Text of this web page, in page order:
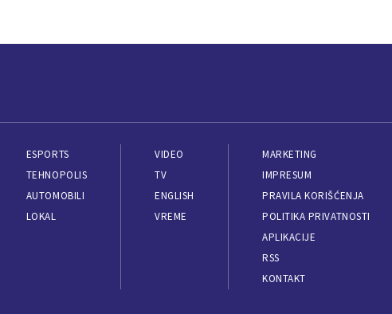
ESPORTS
TEHNOPOLIS
AUTOMOBILI
LOKAL
VIDEO
TV
ENGLISH
VREME
MARKETING
IMPRESUM
PRAVILA KORIŠĆENJA
POLITIKA PRIVATNOSTI
APLIKACIJE
RSS
KONTAKT